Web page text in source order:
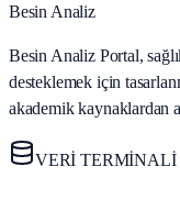
Besin Analiz
Besin Analiz Portal,
desteklemek için
akademik kaynaklardan
VERİ TERMİNALİ